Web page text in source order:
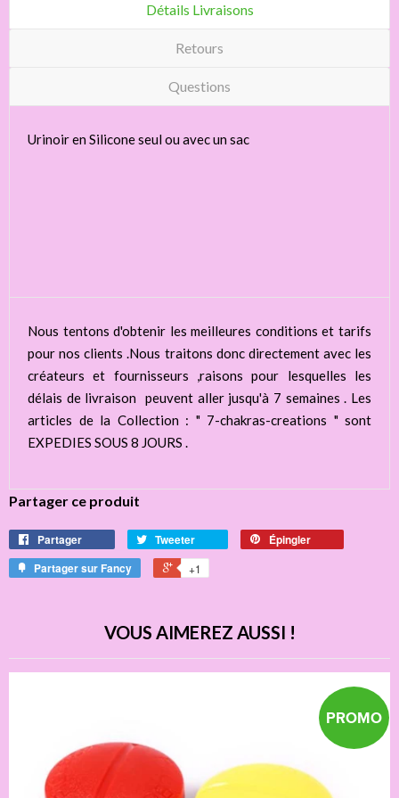
Détails Livraisons
Retours
Questions
Urinoir en Silicone seul ou avec un sac
Nous tentons d'obtenir les meilleures conditions et tarifs
pour nos clients .Nous traitons donc directement avec les
créateurs et fournisseurs ,raisons pour lesquelles les
délais de livraison peuvent aller jusqu'à 7 semaines . Les
articles de la Collection : " 7-chakras-creations " sont
EXPEDIES SOUS 8 JOURS .
Partager ce produit
Partager Tweeter
Épingler
Partager sur Fancy
+1
VOUS AIMEREZ AUSSI !
PROMO